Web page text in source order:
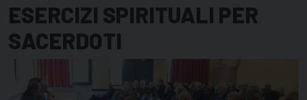
ESERCIZI SPIRITUALI PER
SACERDOTI